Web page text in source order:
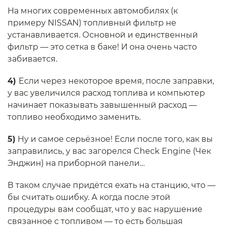
На многих современных автомобилях (к
примеру NISSAN) топливный фильтр не
устанавливается. Основной и единственный
фильтр — это сетка в баке! И она очень часто
забивается.
4) Если через некоторое время, после заправки,
у вас увеличился расход топлива и компьютер
начинает показывать завышенный расход —
топливо необходимо заменить.
5) Ну и самое серьёзное! Если после того, как вы
заправились, у вас загорелся Check Engine (Чек
Энджин) на приборной панели…
В таком случае придётся ехать на станцию, что —
бы считать ошибку. А когда после этой
процедуры вам сообщат, что у вас нарушение
связанное с топливом — то есть большая